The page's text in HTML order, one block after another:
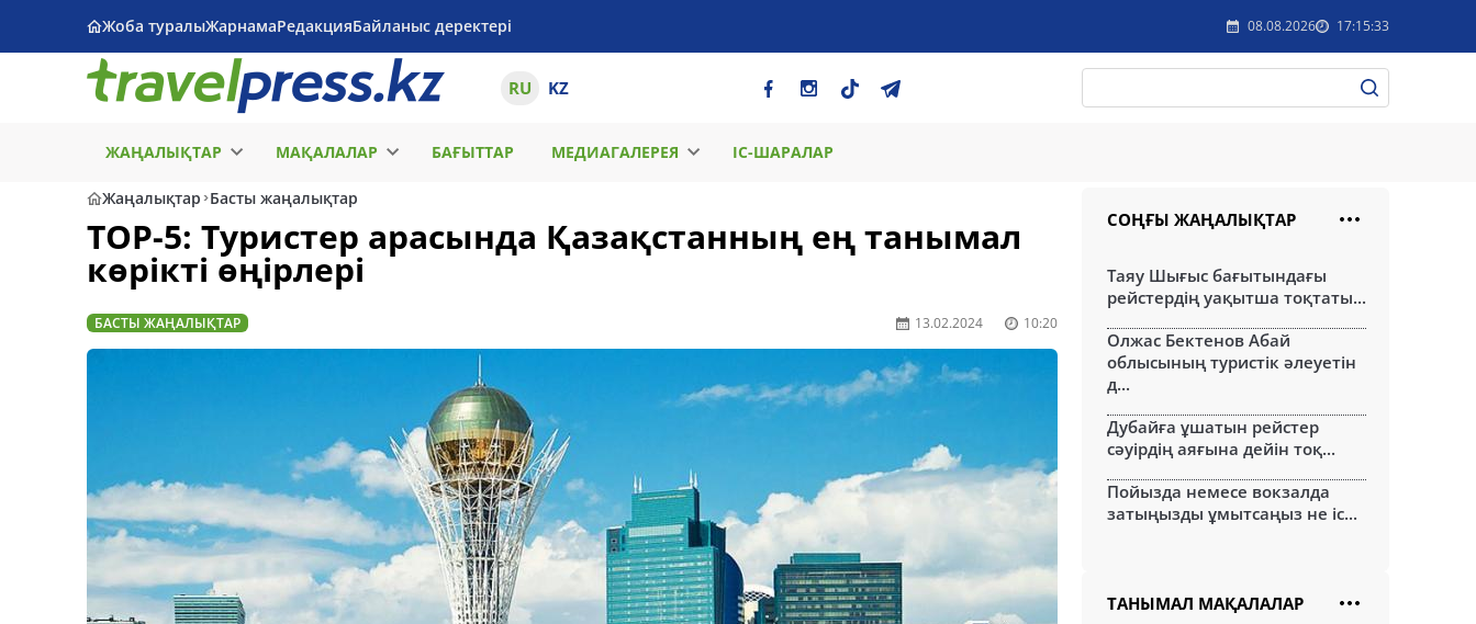
Жоба туралыЖарнамаРедакцияБайланыс деректері 08.08.2026 17:15:33
RU KZ
ЖАҢАЛЫҚТАР МАҚАЛАЛАР БАҒЫТТАР МЕДИАГАЛЕРЕЯ ІС-ШАРАЛАР
Жаңалықтар Басты жаңалықтар
TOP-5: Туристер арасында Қазақстанның ең танымал
көрікті өңірлері
БАСТЫ ЖАҢАЛЫҚТАР 13.02.2024 10:20
СОҢҒЫ ЖАҢАЛЫҚТАР
Таяу Шығыс бағытындағы
рейстердің уақытша тоқтаты...
Олжас Бектенов Абай
облысының туристік әлеуетін
д...
Дубайға ұшатын рейстер
сәуірдің аяғына дейін тоқ...
Пойызда немесе вокзалда
затыңызды ұмытсаңыз не іс...
ТАНЫМАЛ МАҚАЛАЛАР